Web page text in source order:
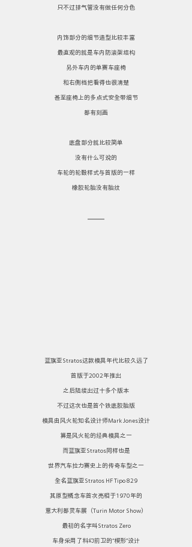
只不过排气管没有做任何分色
内饰部分的细节造型比较丰富
最直观的就是车内防滚架结构
另外车内的单赛车座椅
和右侧档把看得也很清楚
甚至座椅上的多点式安全带细节
都有刻画
底盘部分就比较简单
没有什么可说的
车轮的轮毂样式与首版的一样
橡胶轮胎没有胎纹
蓝旗亚Stratos这款模具年代比较久远了
首版于2002年推出
之后陆续出过十多个版本
不过这次也是首个铁底胶胎版
模具由风火轮知名设计师Mark Jones设计
算是风火轮的经典模具之一
而蓝旗亚Stratos同样也是
世界汽车拉力赛史上的传奇车型之一
全名蓝旗亚Stratos HF Tipo 829
其原型概念车首次亮相于1970年的
意大利都灵车展（Turin Motor Show）
最初的名字叫Stratos Zero
车身采用了科幻前卫的“楔形”设计